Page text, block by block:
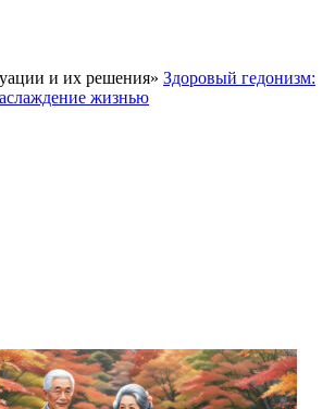
и их решения» Здоровый гедонизм:
жизнью